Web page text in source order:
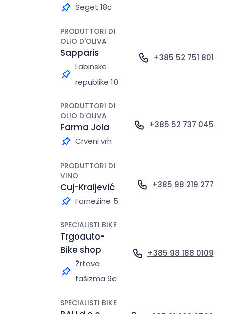
Šeget 18c
PRODUTTORI DI
OLIO D'OLIVA
Sapparis
Labinske
republike 10
+385 52 751 801
PRODUTTORI DI
OLIO D'OLIVA
Farma Jola
Crveni vrh
+385 52 737 045
PRODUTTORI DI
VINO
Cuj-Kraljević
Farnežine 5
+385 98 219 277
SPECIALISTI BIKE
Trgoauto-
Bike shop
Žrtava
fašizma 9c
+385 98 188 0109
SPECIALISTI BIKE